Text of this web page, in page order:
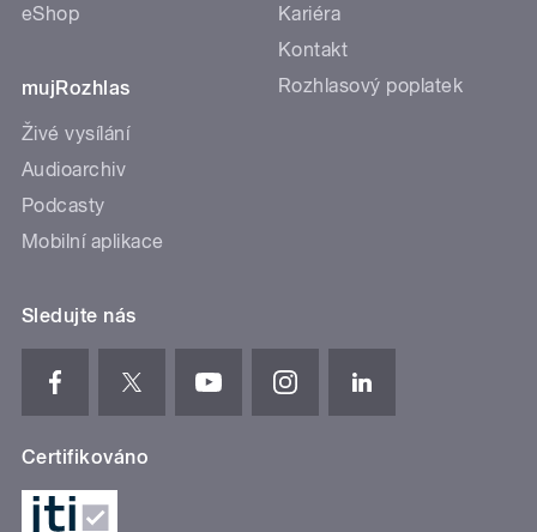
eShop
mujRozhlas
Živé vysílání
Audioarchiv
Podcasty
Mobilní aplikace
Kariéra
Kontakt
Rozhlasový poplatek
Sledujte nás
Certifikováno